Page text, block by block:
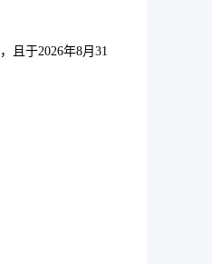
且于2026年8月31